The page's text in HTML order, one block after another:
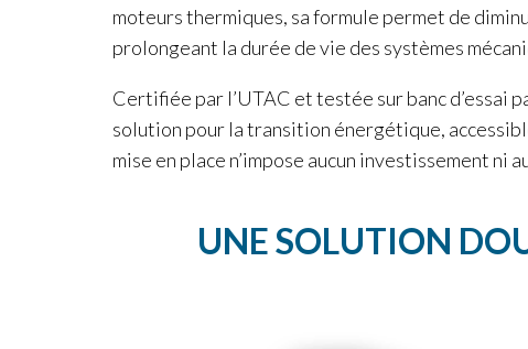
moteurs thermiques, sa formule permet de
prolongeant la durée de vie des systèmes
Certifiée par l’UTAC et testée sur banc d’essai
solution pour la transition énergétique,
mise en place n’impose aucun investissement ni
UNE SOLUTION